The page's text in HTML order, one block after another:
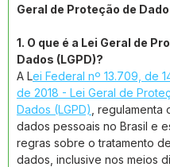
Geral de Proteção de
1. O que é a Lei Geral de
Dados (LGPD)?
A Lei Federal nº 13.709, de
de 2018 - Lei Geral de
Dados (LGPD) , regulamenta
dados pessoais no Brasil e
regras sobre o tratamento
dados, inclusive nos meios